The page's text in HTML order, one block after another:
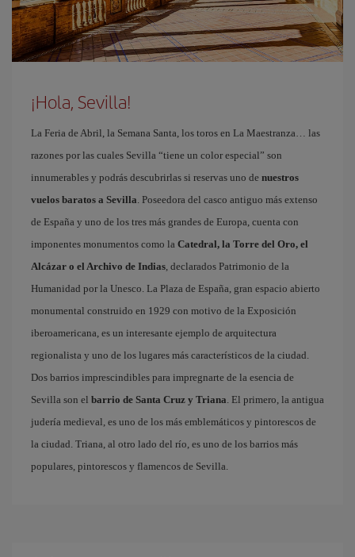
¡Hola, Sevilla!
La Feria de Abril, la Semana Santa, los toros en La Maestranza… las
razones por las cuales Sevilla “tiene un color especial” son
innumerables y podrás descubrirlas si reservas uno de nuestros
vuelos baratos a Sevilla. Poseedora del casco antiguo más extenso
de España y uno de los tres más grandes de Europa, cuenta con
imponentes monumentos como la Catedral, la Torre del Oro, el
Alcázar o el Archivo de Indias, declarados Patrimonio de la
Humanidad por la Unesco. La Plaza de España, gran espacio abierto
monumental construido en 1929 con motivo de la Exposición
iberoamericana, es un interesante ejemplo de arquitectura
regionalista y uno de los lugares más característicos de la ciudad.
Dos barrios imprescindibles para impregnarte de la esencia de
Sevilla son el barrio de Santa Cruz y Triana. El primero, la antigua
judería medieval, es uno de los más emblemáticos y pintorescos de
la ciudad. Triana, al otro lado del río, es uno de los barrios más
populares, pintorescos y flamencos de Sevilla.